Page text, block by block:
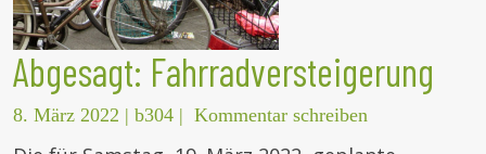
Abgesagt: Fahrradversteigerung
8. März 2022 | b304 | Kommentar schreiben